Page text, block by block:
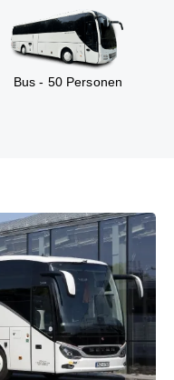
Bus - 50 Personen